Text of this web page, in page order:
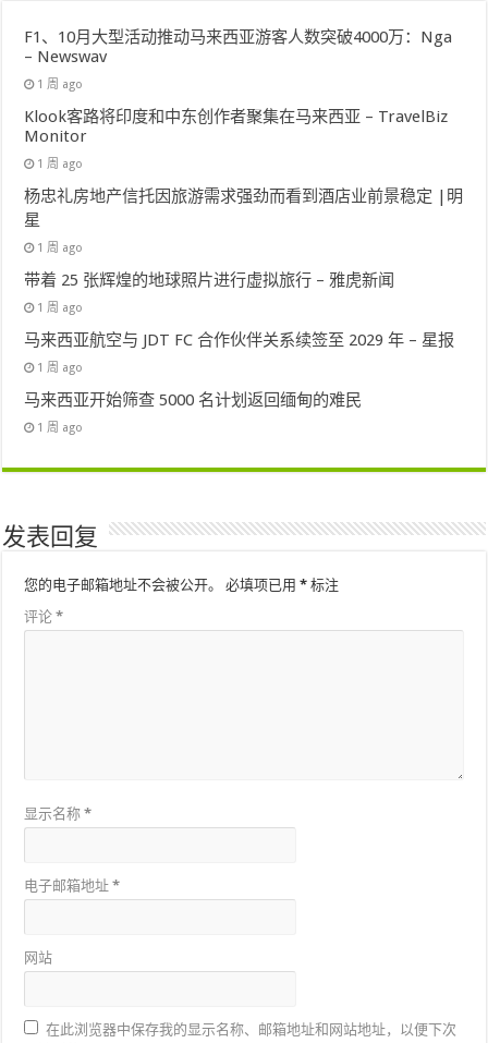
F1、10月大型活动推动马来西亚游客人数突破4000万：Nga
– Newswav
1 周 ago
Klook客路将印度和中东创作者聚集在马来西亚 – TravelBiz
Monitor
1 周 ago
杨忠礼房地产信托因旅游需求强劲而看到酒店业前景稳定 |明
星
1 周 ago
带着 25 张辉煌的地球照片进行虚拟旅行 – 雅虎新闻
1 周 ago
马来西亚航空与 JDT FC 合作伙伴关系续签至 2029 年 – 星报
1 周 ago
马来西亚开始筛查 5000 名计划返回缅甸的难民
1 周 ago
发表回复
您的电子邮箱地址不会被公开。 必填项已用* 标注
评论*
显示名称*
电子邮箱地址*
网站
在此浏览器中保存我的显示名称、邮箱地址和网站地址，以便下次